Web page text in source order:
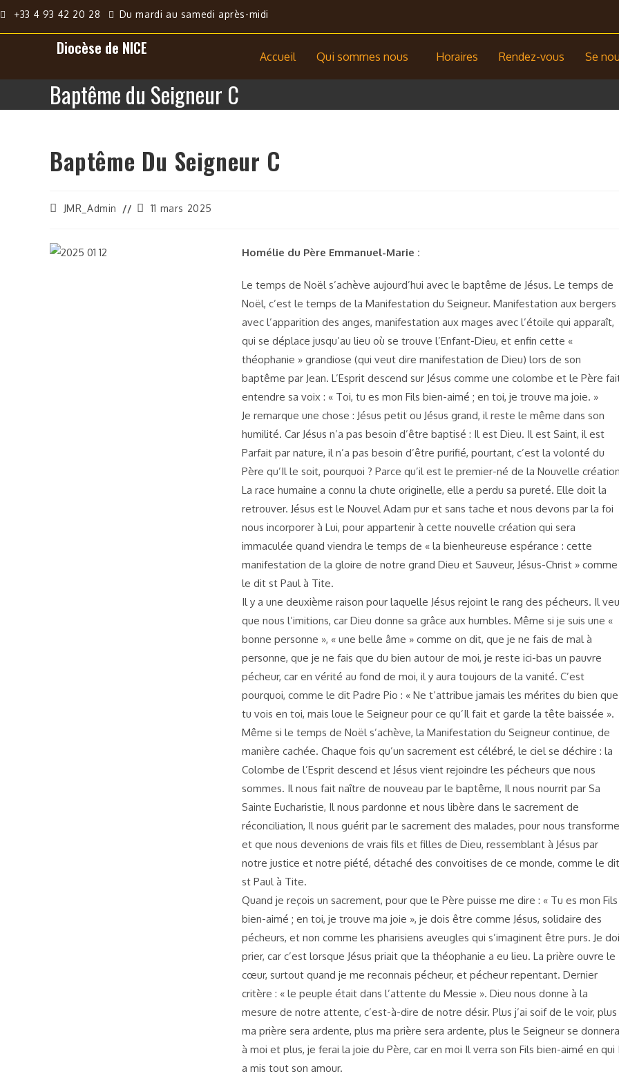
+33 4 93 42 20 28 Du mardi au samedi après-midi
Diocèse de NICE Accueil Qui sommes nous Horaires Rendez-vous Se
Baptême du Seigneur C
Baptême Du Seigneur C
JMR_Admin 11 mars 2025
Homélie du Père Emmanuel-Marie :
Le temps de Noël s’achève aujourd’hui avec le baptême de Jésus. Le temps de
Noël, c’est le temps de la Manifestation du Seigneur. Manifestation aux bergers
avec l’apparition des anges, manifestation aux mages avec l’étoile qui apparaît,
qui se déplace jusqu’au lieu où se trouve l’Enfant-Dieu, et enfin cette «
théophanie » grandiose (qui veut dire manifestation de Dieu) lors de son
baptême par Jean. L’Esprit descend sur Jésus comme une colombe et le Père
entendre sa voix : « Toi, tu es mon Fils bien-aimé ; en toi, je trouve ma joie. »
Je remarque une chose : Jésus petit ou Jésus grand, il reste le même dans son
humilité. Car Jésus n’a pas besoin d’être baptisé : Il est Dieu. Il est Saint, il est
Parfait par nature, il n’a pas besoin d’être purifié, pourtant, c’est la volonté du
Père qu’Il le soit, pourquoi ? Parce qu’il est le premier-né de la Nouvelle
La race humaine a connu la chute originelle, elle a perdu sa pureté. Elle doit la
retrouver. Jésus est le Nouvel Adam pur et sans tache et nous devons par la foi
nous incorporer à Lui, pour appartenir à cette nouvelle création qui sera
immaculée quand viendra le temps de « la bienheureuse espérance : cette
manifestation de la gloire de notre grand Dieu et Sauveur, Jésus-Christ » comme
le dit st Paul à Tite.
Il y a une deuxième raison pour laquelle Jésus rejoint le rang des pécheurs. Il
que nous l’imitions, car Dieu donne sa grâce aux humbles. Même si je suis une «
bonne personne », « une belle âme » comme on dit, que je ne fais de mal à
personne, que je ne fais que du bien autour de moi, je reste ici-bas un pauvre
pécheur, car en vérité au fond de moi, il y aura toujours de la vanité. C’est
pourquoi, comme le dit Padre Pio : « Ne t’attribue jamais les mérites du bien que
tu vois en toi, mais loue le Seigneur pour ce qu’Il fait et garde la tête baissée ».
Même si le temps de Noël s’achève, la Manifestation du Seigneur continue, de
manière cachée. Chaque fois qu’un sacrement est célébré, le ciel se déchire : la
Colombe de l’Esprit descend et Jésus vient rejoindre les pécheurs que nous
sommes. Il nous fait naître de nouveau par le baptême, Il nous nourrit par Sa
Sainte Eucharistie, Il nous pardonne et nous libère dans le sacrement de
réconciliation, Il nous guérit par le sacrement des malades, pour nous
et que nous devenions de vrais fils et filles de Dieu, ressemblant à Jésus par
notre justice et notre piété, détaché des convoitises de ce monde, comme le dit
st Paul à Tite.
Quand je reçois un sacrement, pour que le Père puisse me dire : « Tu es mon Fils
bien-aimé ; en toi, je trouve ma joie », je dois être comme Jésus, solidaire des
pécheurs, et non comme les pharisiens aveugles qui s’imaginent être purs. Je
prier, car c’est lorsque Jésus priait que la théophanie a eu lieu. La prière ouvre le
cœur, surtout quand je me reconnais pécheur, et pécheur repentant. Dernier
critère : « le peuple était dans l’attente du Messie ». Dieu nous donne à la
mesure de notre attente, c’est-à-dire de notre désir. Plus j’ai soif de le voir, plus
ma prière sera ardente, plus ma prière sera ardente, plus le Seigneur se donnera
à moi et plus, je ferai la joie du Père, car en moi Il verra son Fils bien-aimé en qui
a mis tout son amour.